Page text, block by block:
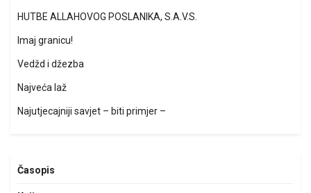
HUTBE ALLAHOVOG POSLANIKA, S.A.V.S.
Imaj granicu!
Vedžd i džezba
Najveća laž
Najutjecajniji savjet – biti primjer –
Časopis